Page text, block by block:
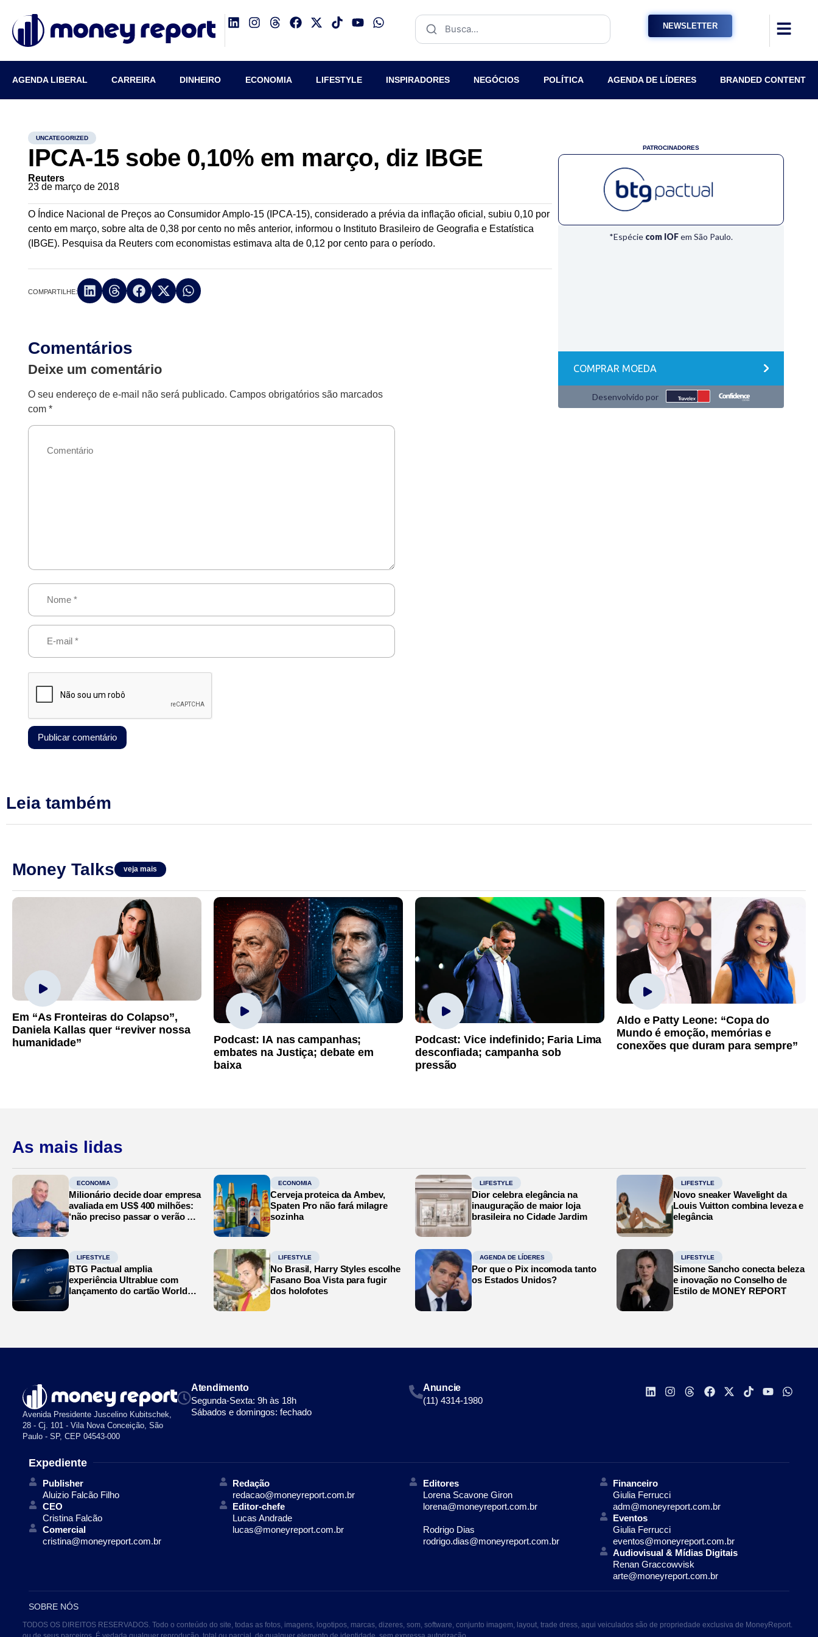
NEWSLETTER
AGENDA LIBERAL CARREIRA DINHEIRO ECONOMIA LIFESTYLE INSPIRADORES NEGÓCIOS POLÍTICA AGENDA DE LÍDERES BRANDED CONTENT
UNCATEGORIZED
IPCA-15 sobe 0,10% em março, diz IBGE
Reuters
23 de março de 2018
O Índice Nacional de Preços ao Consumidor Amplo-15 (IPCA-15), considerado a prévia da inflação oficial, subiu 0,10 por
cento em março, sobre alta de 0,38 por cento no mês anterior, informou o Instituto Brasileiro de Geografia e Estatística
(IBGE). Pesquisa da Reuters com economistas estimava alta de 0,12 por cento para o período.
COMPARTILHE:
Comentários
Deixe um comentário
O seu endereço de e-mail não será publicado. Campos obrigatórios são marcados
com*
PATROCINADORES
Leia também
Money Talks veja mais
Em “As Fronteiras do Colapso”,
Daniela Kallas quer “reviver nossa
humanidade”
Podcast: IA nas campanhas;
embates na Justiça; debate em
baixa
Podcast: Vice indefinido; Faria Lima
desconfiada; campanha sob
pressão
Aldo e Patty Leone: “Copa do
Mundo é emoção, memórias e
conexões que duram para sempre”
As mais lidas
ECONOMIA
Milionário decide doar empresa
avaliada em US$ 400 milhões:
‘não preciso passar o verão no
ECONOMIA
Cerveja proteica da Ambev,
Spaten Pro não fará milagre
sozinha
LIFESTYLE
Dior celebra elegância na
inauguração de maior loja
brasileira no Cidade Jardim
LIFESTYLE
Novo sneaker Wavelight da
Louis Vuitton combina leveza e
elegância
LIFESTYLE
BTG Pactual amplia
experiência Ultrablue com
lançamento do cartão World
LIFESTYLE
No Brasil, Harry Styles escolhe
Fasano Boa Vista para fugir
dos holofotes
AGENDA DE LÍDERES
Por que o Pix incomoda tanto
os Estados Unidos?
LIFESTYLE
Simone Sancho conecta beleza
e inovação no Conselho de
Estilo de MONEY REPORT
Avenida Presidente Juscelino Kubitschek,
28 - Cj. 101 - Vila Nova Conceição, São
Paulo - SP, CEP 04543-000
Atendimento
Segunda-Sexta: 9h às 18h
Sábados e domingos: fechado
Anuncie
(11) 4314-1980
Expediente
Publisher
Aluizio Falcão Filho
CEO
Cristina Falcão
Comercial
cristina@moneyreport.com.br
Redação
redacao@moneyreport.com.br
Editor-chefe
Lucas Andrade
lucas@moneyreport.com.br
Editores
Lorena Scavone Giron
lorena@moneyreport.com.br
Rodrigo Dias
rodrigo.dias@moneyreport.com.br
Financeiro
Giulia Ferrucci
adm@moneyreport.com.br
Eventos
Giulia Ferrucci
eventos@moneyreport.com.br
Audiovisual & Mídias Digitais
Renan Graccowvisk
arte@moneyreport.com.br
SOBRE NÓS
TODOS OS DIREITOS RESERVADOS. Todo o conteúdo do site, todas as fotos, imagens, logotipos, marcas, dizeres, som, software, conjunto imagem, layout, trade dress, aqui veiculados são de propriedade exclusiva de MoneyReport.